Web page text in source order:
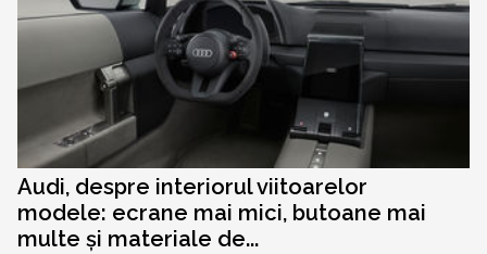
Audi, despre interiorul viitoarelor
modele: ecrane mai mici, butoane mai
multe și materiale de...